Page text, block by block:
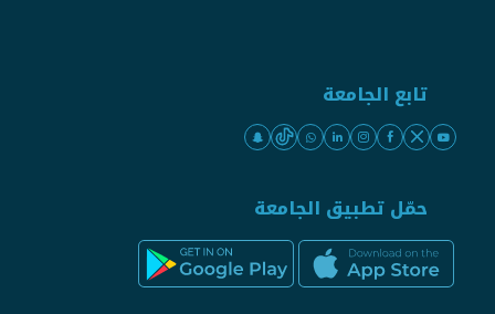
تابع الجامعة
حمّل تطبيق الجامعة